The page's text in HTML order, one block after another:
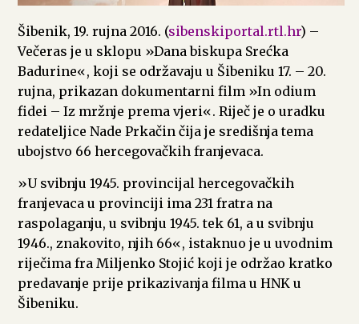
Šibenik, 19. rujna 2016. (sibenskiportal.rtl.hr) –
Večeras je u sklopu »Dana biskupa Srećka
Badurine«, koji se održavaju u Šibeniku 17. – 20.
rujna, prikazan dokumentarni film »In odium
fidei – Iz mržnje prema vjeri«. Riječ je o uradku
redateljice Nade Prkačin čija je središnja tema
ubojstvo 66 hercegovačkih franjevaca.
»U svibnju 1945. provincijal hercegovačkih
franjevaca u provinciji ima 231 fratra na
raspolaganju, u svibnju 1945. tek 61, a u svibnju
1946., znakovito, njih 66«, istaknuo je u uvodnim
riječima fra Miljenko Stojić koji je održao kratko
predavanje prije prikazivanja filma u HNK u
Šibeniku.